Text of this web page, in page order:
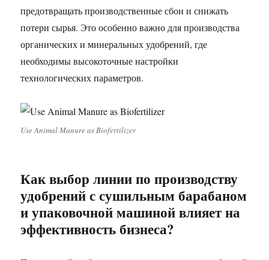
предотвращать производственные сбои и снижать
потери сырья. Это особенно важно для производства
органических и минеральных удобрений, где
необходимы высокоточные настройки
технологических параметров.
Use Animal Manure as Biofertilizer
Как выбор линии по производству
удобрений с сушильным барабаном
и упаковочной машиной влияет на
эффективность бизнеса?